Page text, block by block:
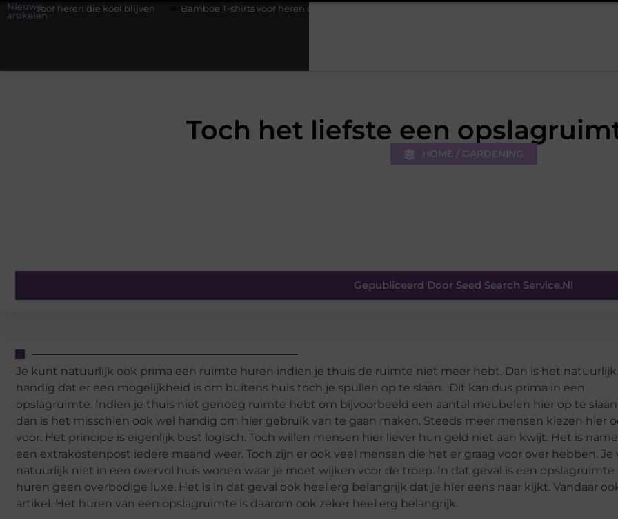
Nieuwe
artikelen
die koel blijven Bamboe T-shirts voor heren die koel blijven
Toch het liefste een
HOME / GARDENING
Gepubliceerd Door Seed Search Service.nl
Je kunt natuurlijk ook prima een ruimte huren indien je thuis de ruimte niet meer hebt. Dan is het
handig dat er een mogelijkheid is om buitens huis toch je spullen op te slaan. Dit kan dus prima in een
opslagruimte. Indien je thuis niet genoeg ruimte hebt om bijvoorbeeld een aantal meubelen hier op te
dan is het misschien ook wel handig om hier gebruik van te gaan maken. Steeds meer mensen kiezen hier
voor. Het principe is eigenlijk best logisch. Toch willen mensen hier liever hun geld niet aan kwijt. Het is
een extrakostenpost iedere maand weer. Toch zijn er ook veel mensen die het er graag voor over hebben. Je
natuurlijk niet in een overvol huis wonen waar je moet wijken voor de troep. In dat geval is een opslagruimte
huren geen overbodige luxe. Het is in dat geval ook heel erg belangrijk dat je hier eens naar kijkt. Vandaar
artikel. Het huren van een opslagruimte is daarom ook zeker heel erg belangrijk.